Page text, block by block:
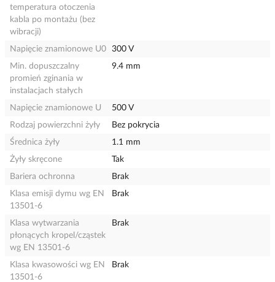
temperatura otoczenia
kabla po montażu (bez
wibracji)
Napięcie znamionowe U0
300 V
Min. dopuszczalny
promień zginania w
instalacjach stałych
9.4 mm
Napięcie znamionowe U
500 V
Rodzaj powierzchni żyły
Bez pokrycia
Średnica żyły
1.1 mm
Żyły skręcone
Tak
Bariera ochronna
Brak
Klasa emisji dymu wg EN
13501-6
Brak
Klasa wytwarzania
płonących kropel/cząstek
wg EN 13501-6
Brak
Klasa kwasowości wg EN
13501-6
Brak